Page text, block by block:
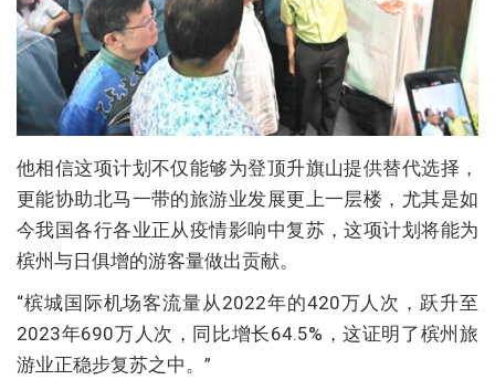
他相信这项计划不仅能够为登顶升旗山提供替代选择，
更能协助北马一带的旅游业发展更上一层楼，尤其是如
今我国各行各业正从疫情影响中复苏，这项计划将能为
槟州与日俱增的游客量做出贡献。
“槟城国际机场客流量从2022年的420万人次，跃升至
2023年690万人次，同比增长64.5%，这证明了槟州旅
游业正稳步复苏之中。”